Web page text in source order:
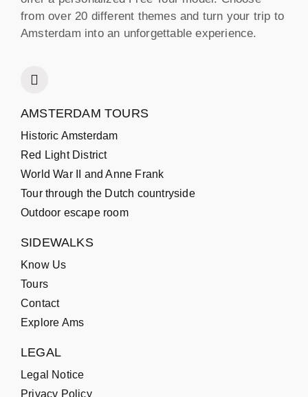
from over 20 different themes and turn your trip to
Amsterdam into an unforgettable experience.
AMSTERDAM TOURS
Historic Amsterdam
Red Light District
World War II and Anne Frank
Tour through the Dutch countryside
Outdoor escape room
SIDEWALKS
Know Us
Tours
Contact
Explore Ams
LEGAL
Legal Notice
Privacy Policy